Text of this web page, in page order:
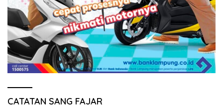
CATATAN SANG FAJAR